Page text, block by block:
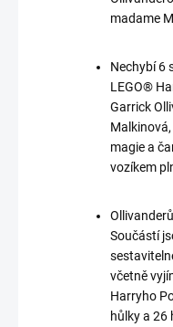
madame
Nechybí 6
LEGO®
Garrick
magie a
vozíkem
Součástí
včetně
Harryho
hůlky a 26